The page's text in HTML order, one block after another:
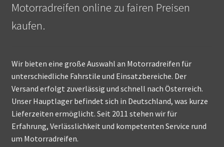
Motorradreifen online zu fairen Preisen
kaufen.
Wir bieten eine große Auswahl an Motorradreifen für
unterschiedliche Fahrstile und Einsatzbereiche. Der
Versand erfolgt zuverlässig und schnell nach Österreich.
Unser Hauptlager befindet sich in Deutschland, was kurze
Lieferzeiten ermöglicht. Seit 2011 stehen wir für
Erfahrung, Verlässlichkeit und kompetenten Service rund
um Motorradreifen.